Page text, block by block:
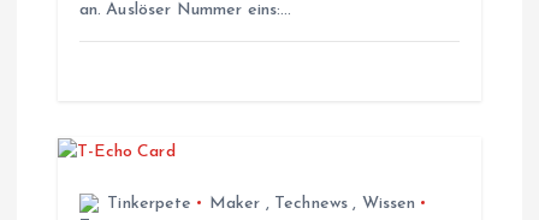
an. Auslöser Nummer eins:…
Tinkerpete Maker , Technews , Wissen